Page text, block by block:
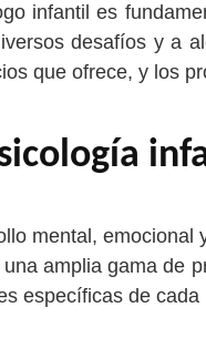
infantil es
desafíos y a
que ofrece, y los
mental,
amplia gama de
específicas de cada